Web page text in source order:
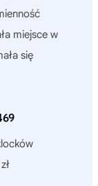
miejsce w
się